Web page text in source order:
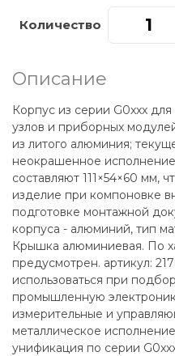
Количество
Описание
Корпус из серии G0xxx
узлов и приборных
из литого алюминия;
неокрашенное
составляют 111×54×60 мм,
изделие при компоновке
подготовке монтажной
корпуса - алюминий, тип
Крышка алюминиевая. По
предусмотрен. артикул:
использоваться при
промышленную
измерительные и
металлическое
унификация по серии